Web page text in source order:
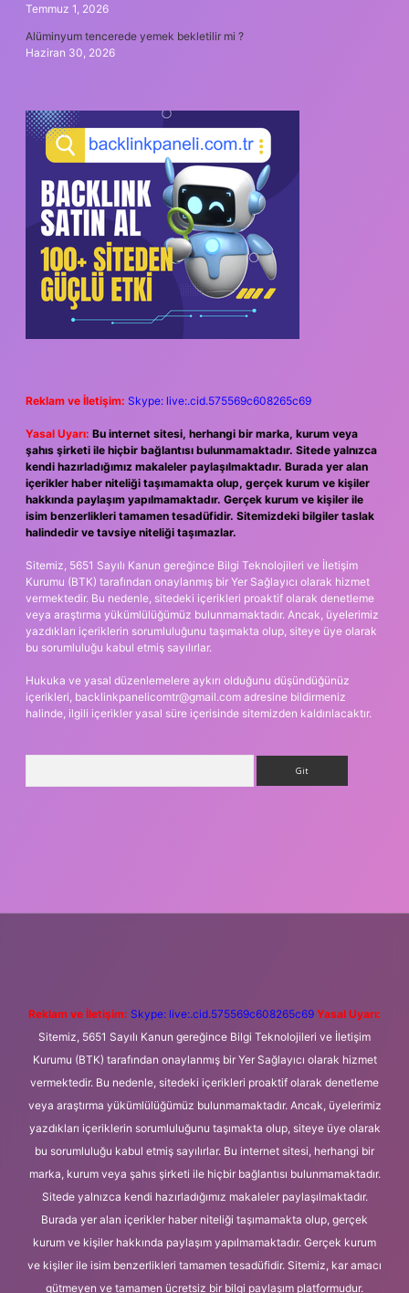
Temmuz 1, 2026
Alüminyum tencerede yemek bekletilir mi ?
Haziran 30, 2026
Reklam ve İletişim: Skype: live:.cid.575569c608265c69
Yasal Uyarı: Bu internet sitesi, herhangi bir marka, kurum veya
şahıs şirketi ile hiçbir bağlantısı bulunmamaktadır. Sitede yalnızca
kendi hazırladığımız makaleler paylaşılmaktadır. Burada yer alan
içerikler haber niteliği taşımamakta olup, gerçek kurum ve kişiler
hakkında paylaşım yapılmamaktadır. Gerçek kurum ve kişiler ile
isim benzerlikleri tamamen tesadüfidir. Sitemizdeki bilgiler taslak
halindedir ve tavsiye niteliği taşımazlar.
Sitemiz, 5651 Sayılı Kanun gereğince Bilgi Teknolojileri ve İletişim
Kurumu (BTK) tarafından onaylanmış bir Yer Sağlayıcı olarak hizmet
vermektedir. Bu nedenle, sitedeki içerikleri proaktif olarak denetleme
veya araştırma yükümlülüğümüz bulunmamaktadır. Ancak, üyelerimiz
yazdıkları içeriklerin sorumluluğunu taşımakta olup, siteye üye olarak
bu sorumluluğu kabul etmiş sayılırlar.
Hukuka ve yasal düzenlemelere aykırı olduğunu düşündüğünüz
içerikleri, backlinkpanelicomtr@gmail.com adresine bildirmeniz
halinde, ilgili içerikler yasal süre içerisinde sitemizden kaldırılacaktır.
Reklam ve İletişim: Skype: live:.cid.575569c608265c69 Yasal Uyarı:
Sitemiz, 5651 Sayılı Kanun gereğince Bilgi Teknolojileri ve İletişim
Kurumu (BTK) tarafından onaylanmış bir Yer Sağlayıcı olarak hizmet
vermektedir. Bu nedenle, sitedeki içerikleri proaktif olarak denetleme
veya araştırma yükümlülüğümüz bulunmamaktadır. Ancak, üyelerimiz
yazdıkları içeriklerin sorumluluğunu taşımakta olup, siteye üye olarak
bu sorumluluğu kabul etmiş sayılırlar. Bu internet sitesi, herhangi bir
marka, kurum veya şahıs şirketi ile hiçbir bağlantısı bulunmamaktadır.
Sitede yalnızca kendi hazırladığımız makaleler paylaşılmaktadır.
Burada yer alan içerikler haber niteliği taşımamakta olup, gerçek
kurum ve kişiler hakkında paylaşım yapılmamaktadır. Gerçek kurum
ve kişiler ile isim benzerlikleri tamamen tesadüfidir. Sitemiz, kar amacı
gütmeyen ve tamamen ücretsiz bir bilgi paylaşım platformudur.